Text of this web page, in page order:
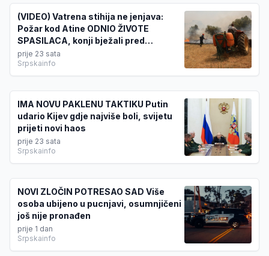
(VIDEO) Vatrena stihija ne jenjava:
Požar kod Atine ODNIO ŽIVOTE
SPASILACA, konji bježali pred
plamenom
prije 23 sata
Srpskainfo
IMA NOVU PAKLENU TAKTIKU Putin
udario Kijev gdje najviše boli, svijetu
prijeti novi haos
prije 23 sata
Srpskainfo
NOVI ZLOČIN POTRESAO SAD Više
osoba ubijeno u pucnjavi, osumnjičeni
još nije pronađen
prije 1 dan
Srpskainfo